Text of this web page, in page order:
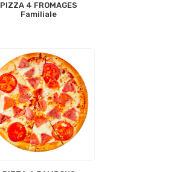
PIZZA 4 FROMAGES
Familiale